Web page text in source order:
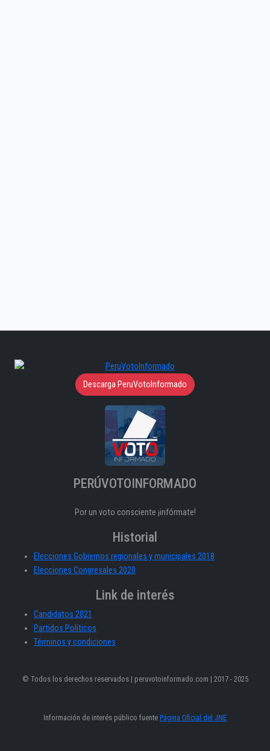
Descarga PeruVotoInformado
PERÚVOTOINFORMADO
Por un voto consciente ¡infórmate!
Historial
Elecciones Gobiernos regionales y municipales 2018
Elecciones Congresales 2020
Link de interés
Candidatos 2021
Partidos Políticos
Términos y condiciones
© Todos los derechos reservados | peruvotoinformado.com | 2017 - 2025
Información de interés público fuente Página Oficial del JNE